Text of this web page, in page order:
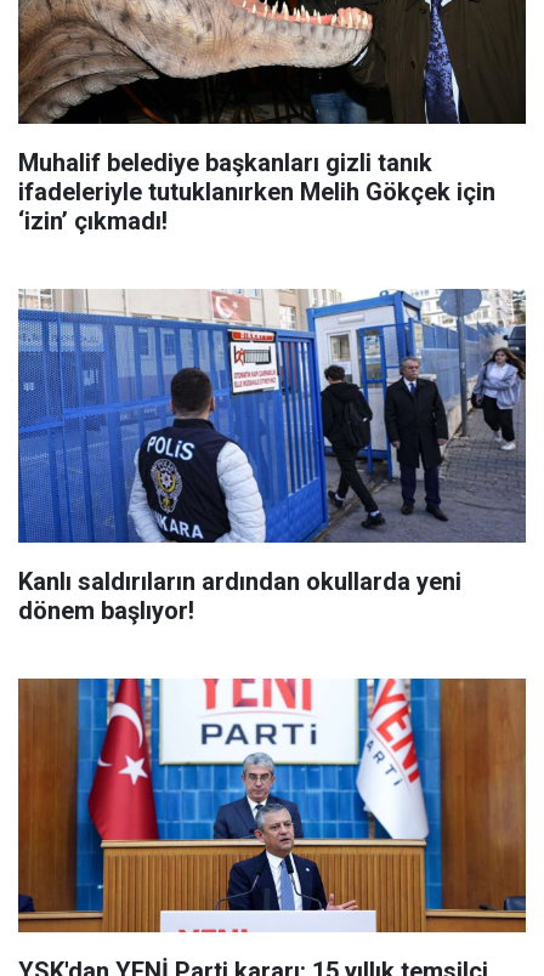
Muhalif belediye başkanları gizli tanık
ifadeleriyle tutuklanırken Melih Gökçek için
‘izin’ çıkmadı!
Kanlı saldırıların ardından okullarda yeni
dönem başlıyor!